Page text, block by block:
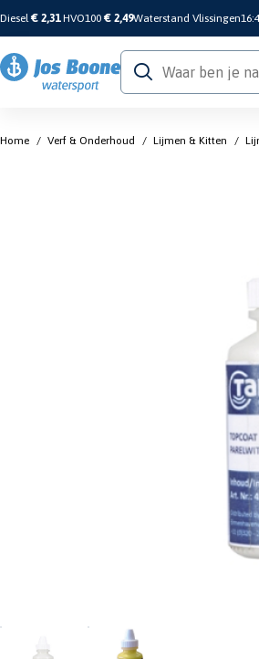
Diesel€ 2,31 HVO100 € 2,49Waterstand Vlissingen
Home / Verf & Onderhoud / Lijmen & Kitten /